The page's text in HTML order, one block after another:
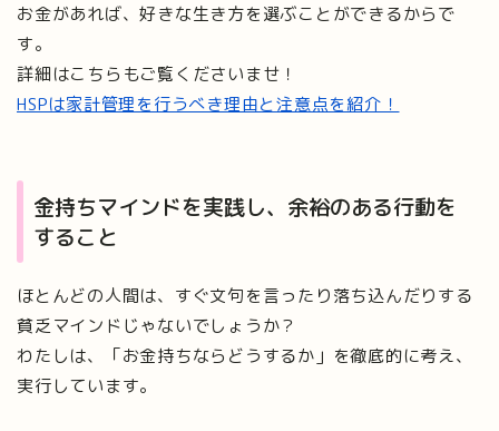
お金があれば、好きな生き方を選ぶことができるからで
す。
詳細はこちらもご覧くださいませ！
HSPは家計管理を行うべき理由と注意点を紹介！
金持ちマインドを実践し、余裕のある行動を
すること
ほとんどの人間は、すぐ文句を言ったり落ち込んだりする
貧乏マインドじゃないでしょうか？
わたしは、「お金持ちならどうするか」を徹底的に考え、
実行しています。